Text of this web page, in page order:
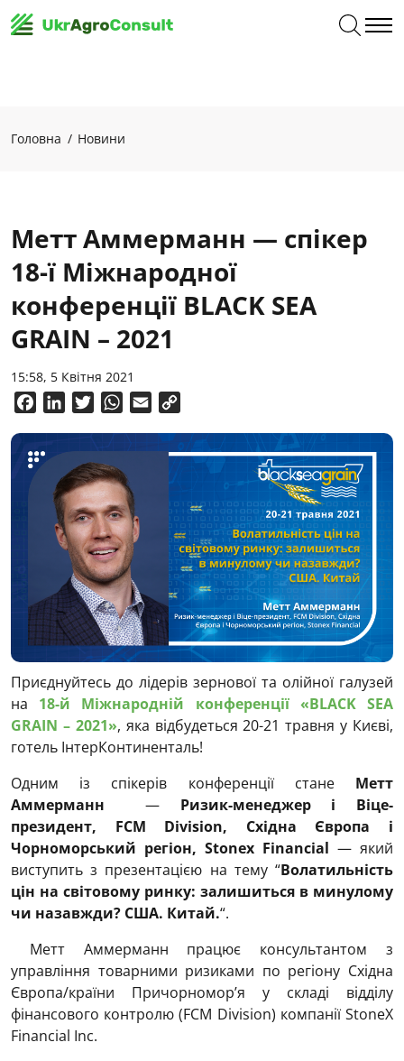
Головна Новини
Метт Аммерманн — спікер
18-ї Міжнародної
конференції BLACK SEA
GRAIN – 2021
15:58, 5 Квітня 2021
FacebookLinkedInTwitterWhatsApp
Email
Приєднуйтесь до лідерів зернової та олійної галузей
на
18-й Міжнародній конференції «BLACK SEA
GRAIN – 2021», яка відбудеться 20-21 травня у Києві,
готель ІнтерКонтиненталь!
Одним із спікерів конференції стане Метт
Аммерманн
— Ризик-менеджер і Віце-
президент, FCM Division, Східна Європа і
Чорноморський регіон, Stonex Financial — який
виступить з презентацією на тему “Волатильність
цін на світовому ринку: залишиться в минулому
чи назавжди? США. Китай.“.
Метт Аммерманн працює консультантом з
управління товарними ризиками по регіону Східна
Європа/країни Причорномор’я у складі відділу
фінансового контролю (FCM Division) компанії StoneX
Financial Inc.